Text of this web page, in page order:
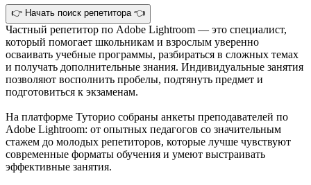
👉 Начать поиск репетитора 👈
Частный репетитор по Adobe Lightroom — это специалист,
который помогает школьникам и взрослым уверенно
осваивать учебные программы, разбираться в сложных темах
и получать дополнительные знания. Индивидуальные занятия
позволяют восполнить пробелы, подтянуть предмет и
подготовиться к экзаменам.
На платформе Туторио собраны анкеты преподавателей по
Adobe Lightroom: от опытных педагогов со значительным
стажем до молодых репетиторов, которые лучше чувствуют
современные форматы обучения и умеют выстраивать
эффективные занятия.